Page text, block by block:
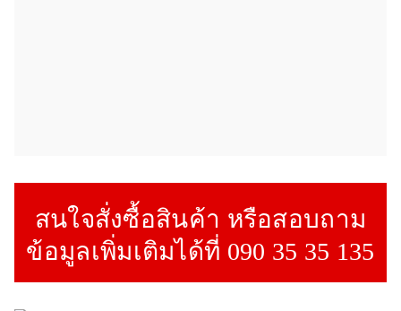
สนใจสั่งซื้อสินค้า หรือสอบถาม
ข้อมูลเพิ่มเติมได้ที่ 090 35 35 135